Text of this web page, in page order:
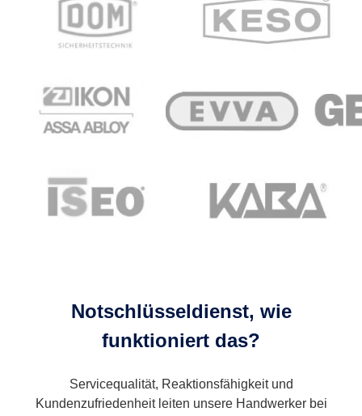
Notschlüsseldienst, wie
funktioniert das?
Servicequalität, Reaktionsfähigkeit und
Kundenzufriedenheit leiten unsere Handwerker bei